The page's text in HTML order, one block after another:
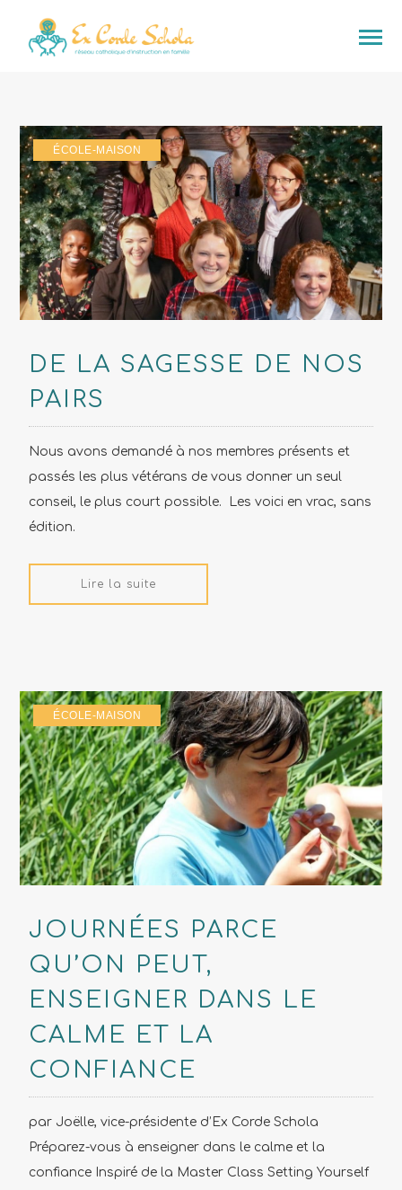
ÉCOLE-MAISON
DE LA SAGESSE DE NOS
PAIRS
Nous avons demandé à nos membres présents et
passés les plus vétérans de vous donner un seul
conseil, le plus court possible. Les voici en vrac, sans
édition.
Lire la suite
ÉCOLE-MAISON
JOURNÉES PARCE
QU’ON PEUT,
ENSEIGNER DANS LE
CALME ET LA
CONFIANCE
par Joëlle, vice-présidente d’Ex Corde Schola
Préparez-vous à enseigner dans le calme et la
confiance Inspiré de la Master Class Setting Yourself